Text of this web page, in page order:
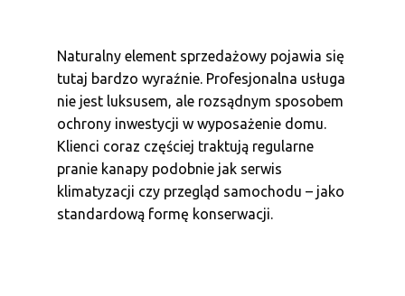
Naturalny element sprzedażowy pojawia się
tutaj bardzo wyraźnie. Profesjonalna usługa
nie jest luksusem, ale rozsądnym sposobem
ochrony inwestycji w wyposażenie domu.
Klienci coraz częściej traktują regularne
pranie kanapy podobnie jak serwis
klimatyzacji czy przegląd samochodu – jako
standardową formę konserwacji.